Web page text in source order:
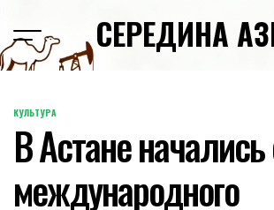
content
СЕРЕДИНА
POSTED
IN
КУЛЬТУРА
В Астане
международного